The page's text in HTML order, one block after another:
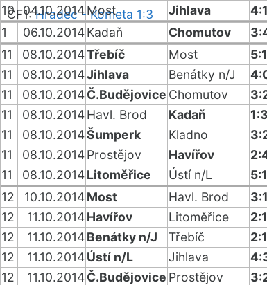
ČF1:Hradec - Kometa 1:3
10
04.10.2014Most Jihlava
1
06.10.2014Kadaň Chomutov
11
08.10.2014Třebíč Most
5:1
11
08.10.2014Jihlava Benátky n/J
11
08.10.2014Č.Budějovice Chomutov
11
08.10.2014Havl. Brod Kadaň
1:3
11
08.10.2014Šumperk Kladno
11
08.10.2014Prostějov Havířov
11
08.10.2014Litoměřice Ústí n/L
5:1
12
10.10.2014Most Havl. Brod
3:1
12
11.10.2014Havířov Litoměřice
2:1
12
11.10.2014Benátky n/J Třebíč
2:1
12
11.10.2014Ústí n/L Jihlava
12
11.10.2014Č.Budějovice Prostějov